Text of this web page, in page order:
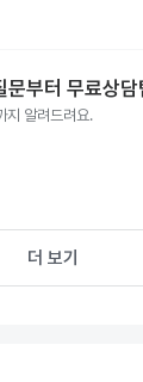
부터 무료상담
지 알려드려요.
더 보기